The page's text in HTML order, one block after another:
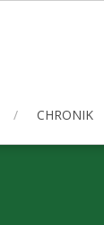
CHRONIK